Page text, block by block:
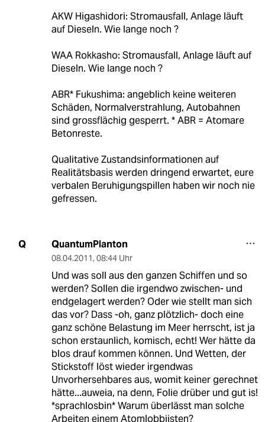
AKW Higashidori: Stromausfall, Anlage läuft
auf Dieseln. Wie lange noch ?
WAA Rokkasho: Stromausfall, Anlage läuft auf
Dieseln. Wie lange noch ?
ABR* Fukushima: angeblich keine weiteren
Schäden, Normalverstrahlung, Autobahnen
sind grossflächig gesperrt. * ABR = Atomare
Betonreste.
Qualitative Zustandsinformationen auf
Realitätsbasis werden dringend erwartet, eure
verbalen Beruhigungspillen haben wir noch nie
gefressen.
Q QuantumPlanton
08.04.2011, 08:44 Uhr
Und was soll aus den ganzen Schiffen und so
werden? Sollen die irgendwo zwischen- und
endgelagert werden? Oder wie stellt man sich
das vor? Dass -oh, ganz plötzlich- doch eine
ganz schöne Belastung im Meer herrscht, ist ja
schon erstaunlich, komisch, echt! Wer hätte da
blos drauf kommen können. Und Wetten, der
Stickstoff löst wieder irgendwas
Unvorhersehbares aus, womit keiner gerechnet
hätte...auweia, na denn, Folie drüber und gut is!
*sprachlosbin* Warum überlässt man solche
Arbeiten einem Atomlobbiisten?